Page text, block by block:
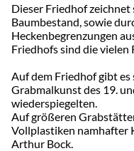
Dieser Friedhof
Baumbestand, sowie
Heckenbegrenzungen
Friedhofs sind die vielen
Auf dem Friedhof gibt es
Grabmalkunst des 19.
wiederspiegelten.
Auf größeren
Vollplastiken namhafter
Arthur Bock.